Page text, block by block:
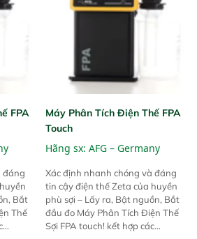
FPA
đáng
Bắt
Thế
Máy Phân Tích Điện Thế FPA
Touch
Hãng sx: AFG – Germany
Xác định nhanh chóng và đáng
tin cậy điện thế Zeta của huyền
phù sợi – Lấy ra, Bật nguồn, Bắt
đầu đo Máy Phân Tích Điện Thế
Sợi FPA touch! kết hợp các